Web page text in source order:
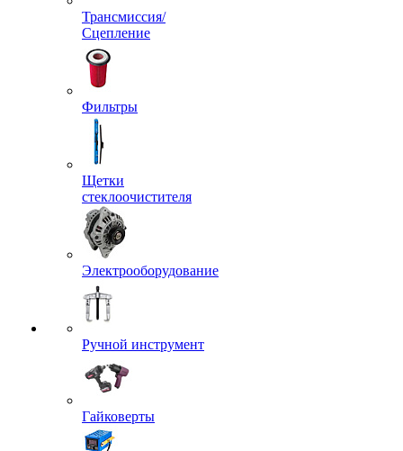
Трансмиссия/
Сцепление
Фильтры
Щетки
стеклоочистителя
Электрооборудование
Ручной инструмент
Гайковерты